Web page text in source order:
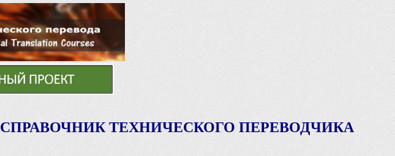
СПРАВОЧНИК ТЕХНИЧЕСКОГО ПЕРЕВОДЧИКА